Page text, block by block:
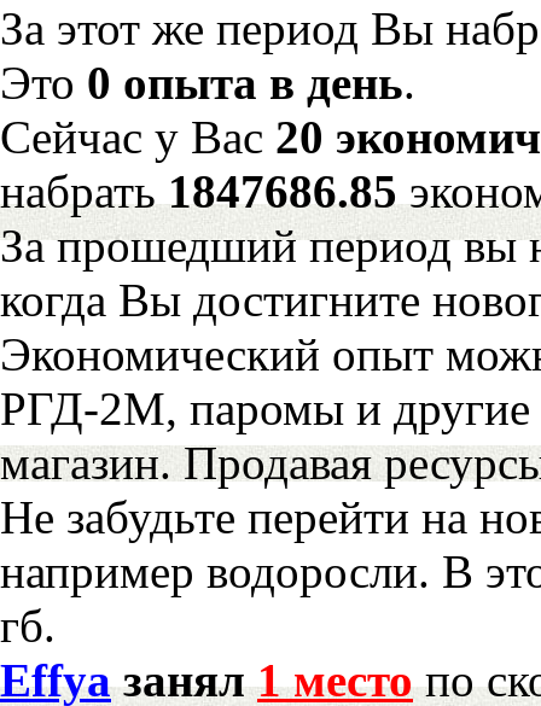
За этот же период Вы
Это 0 опыта в день.
Сейчас у Вас 20
набрать1847686.85
За прошедший период вы
когда Вы достигните
Экономический опыт
РГД-2М, паромы и другие
магазин. Продавая
Не забудьте перейти на
например водоросли. В
гб.
Effyaзанял1 местопо